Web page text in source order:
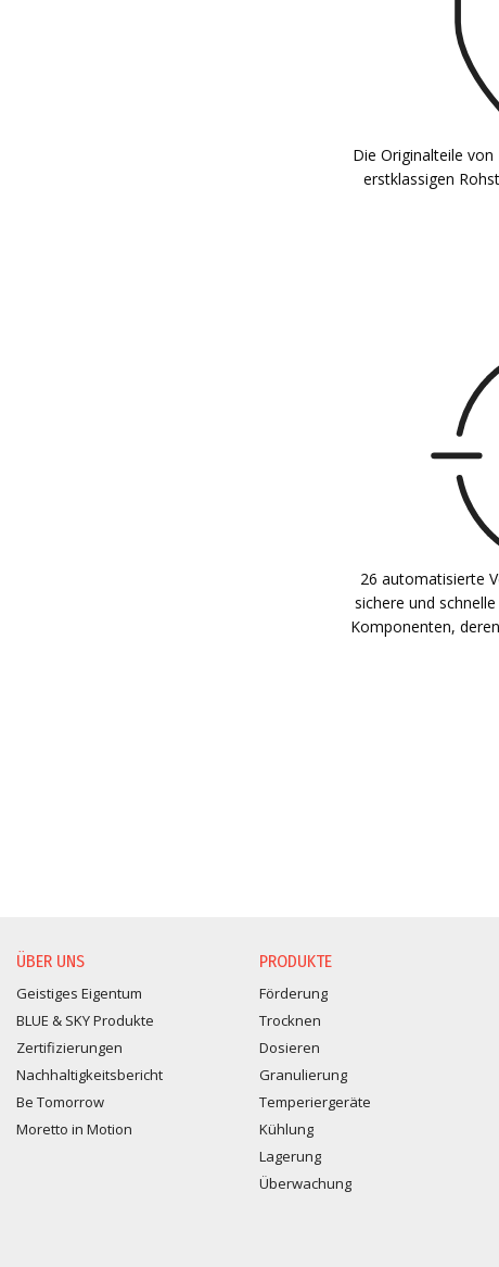
Die Originalteile
erstklassigen
26 automatisierte
sichere und
Komponenten,
ÜBER UNS
Geistiges Eigentum
BLUE & SKY Produkte
Zertifizierungen
Nachhaltigkeitsbericht
Be Tomorrow
Moretto in Motion
PRODUKTE
Förderung
Trocknen
Dosieren
Granulierung
Temperiergeräte
Kühlung
Lagerung
Überwachung